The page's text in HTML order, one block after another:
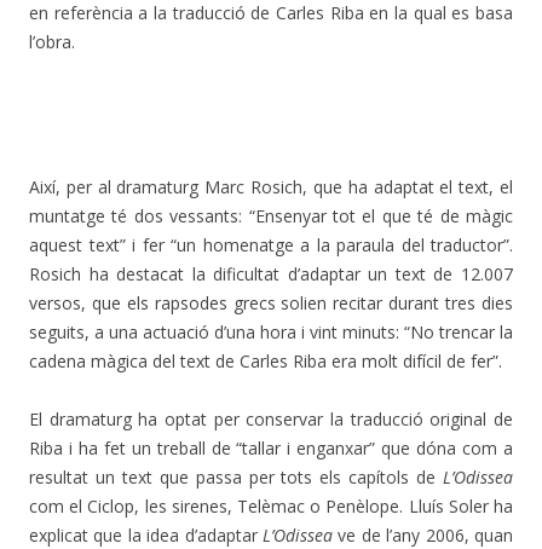
en referència a la traducció de Carles Riba en la qual es basa
l’obra.
Així, per al dramaturg Marc Rosich, que ha adaptat el text, el
muntatge té dos vessants: “Ensenyar tot el que té de màgic
aquest text” i fer “un homenatge a la paraula del traductor”.
Rosich ha destacat la dificultat d’adaptar un text de 12.007
versos, que els rapsodes grecs solien recitar durant tres dies
seguits, a una actuació d’una hora i vint minuts: “No trencar la
cadena màgica del text de Carles Riba era molt difícil de fer”.
El dramaturg ha optat per conservar la traducció original de
Riba i ha fet un treball de “tallar i enganxar” que dóna com a
resultat un text que passa per tots els capítols de L’Odissea
com el Ciclop, les sirenes, Telèmac o Penèlope. Lluís Soler ha
explicat que la idea d’adaptar L’Odissea ve de l’any 2006, quan